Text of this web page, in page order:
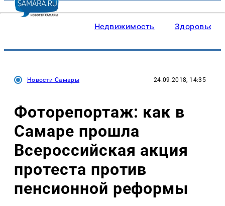
Недвижимость Здоровье
Новости Самары 24.09.2018, 14:35
Фоторепортаж: как в
Самаре прошла
Всероссийская акция
протеста против
пенсионной реформы